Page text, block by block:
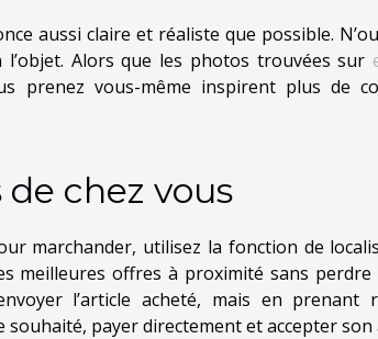
aussi claire et réaliste que possible.
Alors que les photos trouvées sur
prenez vous-même inspirent plus de
chez vous
marchander, utilisez la fonction de
meilleures offres à proximité sans perdre
l’article acheté, mais en prenant
souhaité, payer directement et accepter son